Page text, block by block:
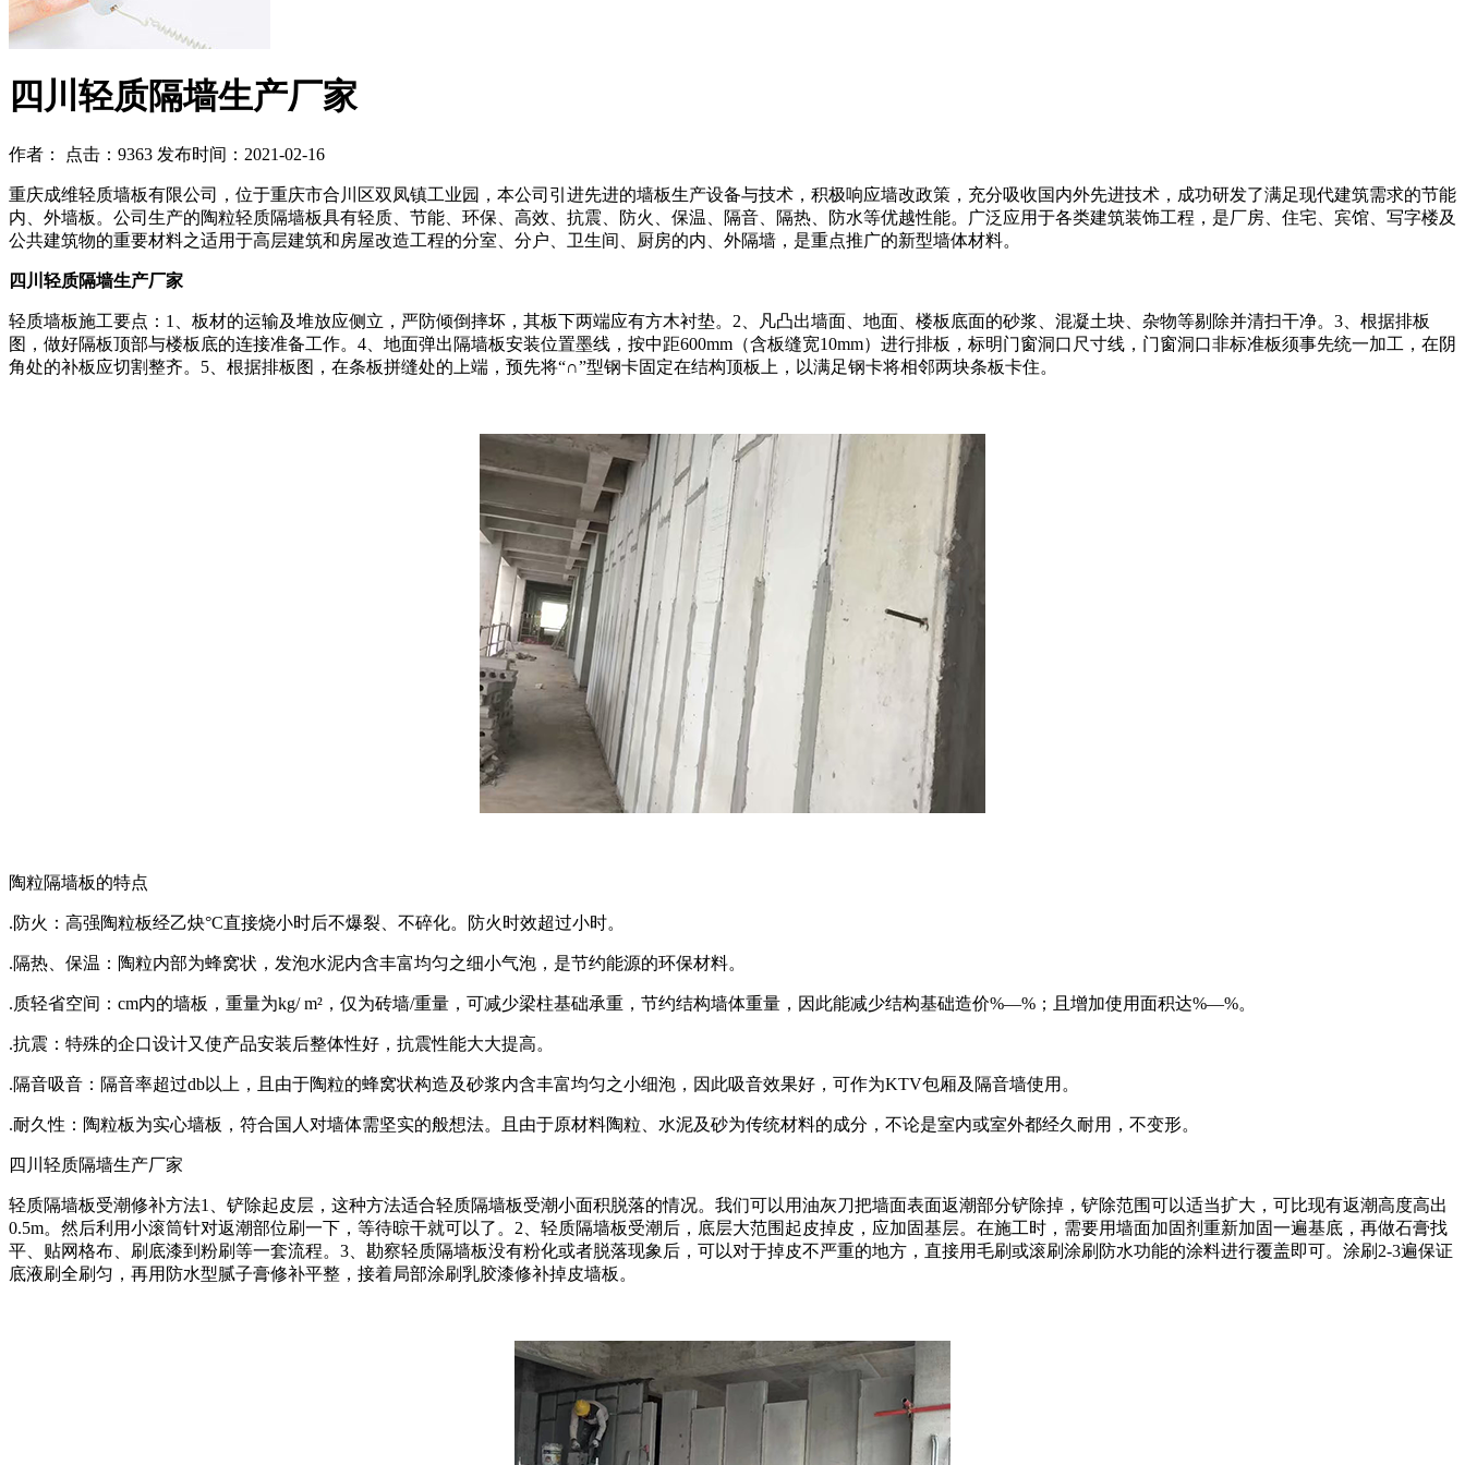
四川轻质隔墙生产厂家
作者： 点击：9363 发布时间：2021-02-16
重庆成维轻质墙板有限公司，位于重庆市合川区双凤镇工业园，本公司引进先进的墙板生产设备与技术，积极响应墙改政策，充分吸收国内外先进技术，成功研发了满足现代建筑需求的节能
内、外墙板。公司生产的陶粒轻质隔墙板具有轻质、节能、环保、高效、抗震、防火、保温、隔音、隔热、防水等优越性能。广泛应用于各类建筑装饰工程，是厂房、住宅、宾馆、写字楼及
公共建筑物的重要材料之适用于高层建筑和房屋改造工程的分室、分户、卫生间、厨房的内、外隔墙，是重点推广的新型墙体材料。
四川轻质隔墙生产厂家
轻质墙板施工要点：1、板材的运输及堆放应侧立，严防倾倒摔坏，其板下两端应有方木衬垫。2、凡凸出墙面、地面、楼板底面的砂浆、混凝土块、杂物等剔除并清扫干净。3、根据排板
图，做好隔板顶部与楼板底的连接准备工作。4、地面弹出隔墙板安装位置墨线，按中距600mm（含板缝宽10mm）进行排板，标明门窗洞口尺寸线，门窗洞口非标准板须事先统一加工，在阴
角处的补板应切割整齐。5、根据排板图，在条板拼缝处的上端，预先将“∩”型钢卡固定在结构顶板上，以满足钢卡将相邻两块条板卡住。
陶粒隔墙板的特点
.防火：高强陶粒板经乙炔°C直接烧小时后不爆裂、不碎化。防火时效超过小时。
.隔热、保温：陶粒内部为蜂窝状，发泡水泥内含丰富均匀之细小气泡，是节约能源的环保材料。
.质轻省空间：cm内的墙板，重量为kg/ m²，仅为砖墙/重量，可减少梁柱基础承重，节约结构墙体重量，因此能减少结构基础造价%—%；且增加使用面积达%—%。
.抗震：特殊的企口设计又使产品安装后整体性好，抗震性能大大提高。
.隔音吸音：隔音率超过db以上，且由于陶粒的蜂窝状构造及砂浆内含丰富均匀之小细泡，因此吸音效果好，可作为KTV包厢及隔音墙使用。
.耐久性：陶粒板为实心墙板，符合国人对墙体需坚实的般想法。且由于原材料陶粒、水泥及砂为传统材料的成分，不论是室内或室外都经久耐用，不变形。
四川轻质隔墙生产厂家
轻质隔墙板受潮修补方法1、铲除起皮层，这种方法适合轻质隔墙板受潮小面积脱落的情况。我们可以用油灰刀把墙面表面返潮部分铲除掉，铲除范围可以适当扩大，可比现有返潮高度高出
0.5m。然后利用小滚筒针对返潮部位刷一下，等待晾干就可以了。2、轻质隔墙板受潮后，底层大范围起皮掉皮，应加固基层。在施工时，需要用墙面加固剂重新加固一遍基底，再做石膏找
平、贴网格布、刷底漆到粉刷等一套流程。3、勘察轻质隔墙板没有粉化或者脱落现象后，可以对于掉皮不严重的地方，直接用毛刷或滚刷涂刷防水功能的涂料进行覆盖即可。涂刷2-3遍保证
底液刷全刷匀，再用防水型腻子膏修补平整，接着局部涂刷乳胶漆修补掉皮墙板。